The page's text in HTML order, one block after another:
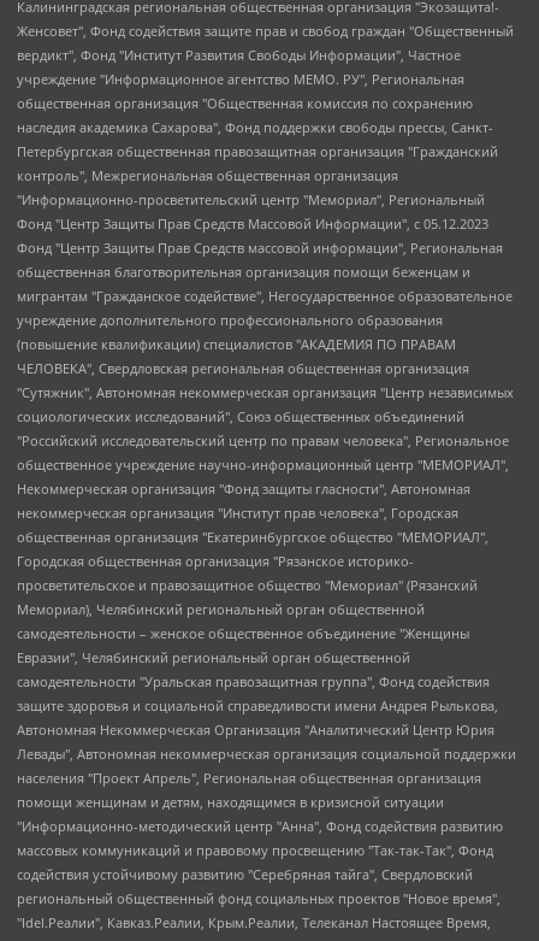
Калининградская региональная общественная организация "Экозащита!-Женсовет", Фонд содействия защите прав и свобод граждан "Общественный вердикт", Фонд "Институт Развития Свободы Информации", Частное учреждение "Информационное агентство МЕМО. РУ", Региональная общественная организация "Общественная комиссия по сохранению наследия академика Сахарова", Фонд поддержки свободы прессы, Санкт-Петербургская общественная правозащитная организация "Гражданский контроль", Межрегиональная общественная организация "Информационно-просветительский центр "Мемориал", Региональный Фонд "Центр Защиты Прав Средств Массовой Информации", с 05.12.2023 Фонд "Центр Защиты Прав Средств массовой информации", Региональная общественная благотворительная организация помощи беженцам и мигрантам "Гражданское содействие", Негосударственное образовательное учреждение дополнительного профессионального образования (повышение квалификации) специалистов "АКАДЕМИЯ ПО ПРАВАМ ЧЕЛОВЕКА", Свердловская региональная общественная организация "Сутяжник", Автономная некоммерческая организация "Центр независимых социологических исследований", Союз общественных объединений "Российский исследовательский центр по правам человека", Региональное общественное учреждение научно-информационный центр "МЕМОРИАЛ", Некоммерческая организация "Фонд защиты гласности", Автономная некоммерческая организация "Институт прав человека", Городская общественная организация "Екатеринбургское общество "МЕМОРИАЛ", Городская общественная организация "Рязанское историко-просветительское и правозащитное общество "Мемориал" (Рязанский Мемориал), Челябинский региональный орган общественной самодеятельности – женское общественное объединение "Женщины Евразии", Челябинский региональный орган общественной самодеятельности "Уральская правозащитная группа", Фонд содействия защите здоровья и социальной справедливости имени Андрея Рылькова, Автономная Некоммерческая Организация "Аналитический Центр Юрия Левады", Автономная некоммерческая организация социальной поддержки населения "Проект Апрель", Региональная общественная организация помощи женщинам и детям, находящимся в кризисной ситуации "Информационно-методический центр "Анна", Фонд содействия развитию массовых коммуникаций и правовому просвещению "Так-так-Так", Фонд содействия устойчивому развитию "Серебряная тайга", Свердловский региональный общественный фонд социальных проектов "Новое время", "Idel.Реалии", Кавказ.Реалии, Крым.Реалии, Телеканал Настоящее Время, Татаро-башкирская служба Радио Свобода (Azatliq Radiosi), Радио Свободная Европа/Радио Свобода (PCE/PC), "Сибирь.Реалии", "Фактограф", Благотворительный фонд помощи осужденным и их семьям, Автономная некоммерческая организация "Институт глобализации и социальных движений", Фонд "В защиту прав заключенных", Частное учреждение "Центр поддержки и содействия развитию средств массовой информации", Пензенский региональный общественный благотворительный фонд "Гражданский союз", "Север.Реалии", Некоммерческая организация Фонд "Правовая инициатива", Общество с ограниченной ответственностью "Радио Свободная Европа/Радио Свобода", Чешское информационное агентство "MEDIUM-ORIENT", Красноярская региональная общественная организация "Мы против СПИДа", Камалягин Денис Николаевич, Маркелов Сергей Евгеньевич, Пономарев Лев Александрович, Савицкая Людмила Алексеевна, Автономная некоммерческая организация "Центр по работе с проблемой насилия "НАСИЛИЮ.НЕТ", Межрегиональный профессиональный союз работников здравоохранения "Альянс врачей", Юридическое лицо, зарегистрированное в Латвийской Республике, SIA "Medusa Project" (регистрационный номер 40103797863, дата регистрации 10.06.2014), Некоммерческая организация "Фонд по борьбе с коррупцией", Автономная некоммерческая организация "Институт права и публичной политики", Баданин Роман Сергеевич, Гликин Максим Александрович, Железнова Мария Михайловна, Лукьянова Юлия Сергеевна, Маетная Елизавета Витальевна, Маняхин Петр Борисович, Чуракова Ольга Владимировна, Ярош Юлия Петровна, Юридическое лицо "The Insider SIA", зарегистрированное в Риге, Латвийская Республика (дата регистрации 26.06.2015), являющееся администратором доменного имени интернет-издания "The Insider SIA", https://theins.ru, Постернак Алексей Евгеньевич, Рубин Михаил Аркадьевич, Анин Роман Александрович, Юридическое лицо Istories fonds, зарегистрированное в Латвийской Республике (регистрационный номер 50008295751, дата регистрации 24.02.2020), Великовский Дмитрий Александрович, Долинина Ирина Николаевна, Мароховская Алеся Алексеевна, Шлейнов Роман Юрьевич, Шмагун Олеся Валентиновна, Общество с ограниченной ответственностью "Альтаир 2021", Общество с ограниченной ответственностью "Вега 2021", Общество с ограниченной ответственностью "Главный редактор 2021", Общество с ограниченной ответственностью "Ромашки монолит", Важенков Артем Валерьевич, Ивановская областная общественная организация "Центр гендерных исследований", Гурман Юрий Альбертович, Медиапроект "ОВД-Инфо", Егоров Владимир Владимирович, Жилинский Владимир Александрович, Общество с ограниченной ответственностью "ЗП", Иванова София Юрьевна, Карезина Инна Павловна, Кильтау Екатерина Викторовна, Петров Алексей Викторович, Пискунов Сергей Евгеньевич, Смирнов Сергей Сергеевич, Тихонов Михаил Сергеевич, Общество с ограниченной ответственностью "ЖУРНАЛИСТ-ИНОСТРАННЫЙ АГЕНТ", Арапова Галина Юрьевна, Вольтская Татьяна Анатольевна, Американская компания "Mason G.E.S. Anonymous Foundation" (США), являющаяся владельцем интернет-издания https://mnews.world/, Компания "Stichting Bellingcat", зарегистрированная в Нидерландах (дата регистрации 11.07.2018), Захаров Андрей Вячеславович, Клепиковская Екатерина Дмитриевна, Общество с ограниченной ответственностью "МЕМО", Перл Роман Александрович, Симонов Евгений Алексеевич, Соловьева Елена Анатольевна, Сотников Даниил Владимирович, Сурначева Елизавета Дмитриевна, Автономная некоммерческая организация по защите прав человека и информированию населения "Якутия – Наше Мнение", Общество с ограниченной ответственностью "Москоу диджитал медиа", с 26.01.2023 Общество с ограниченной ответственностью "Чайка Белые сады", Ветошкина Валерия Валерьевна, Заговора Максим Александрович, Межрегиональное общественное движение "Российская ЛГБТ - сеть", Оленичев Максим Владимирович, Павлов Иван Юрьевич, Скворцова Елена Сергеевна, Общество с ограниченной ответственностью "Как бы инагент", Кочетков Игорь Викторович, Общество с ограниченной ответственностью "Честные выборы", Еланчик Олег Александрович, Общество с ограниченной ответственностью "Нобелевский призыв", Гималова Регина Эмилевна, Григорьев Андрей Валерьевич, Григорьева Алина Александровна, Ассоциация по содействию защите прав призывников, альтернативнослужащих и военнослужащих "Правозащитная группа "Гражданин.Армия.Право", Хисамова Регина Фаритовна, Автономная некоммерческая организация по реализации социально-правовых программ "Лилит", Дальневосточное общественное движение "Маяк", Санкт-Петербургская ЛГБТ-инициативная группа "Выход", Инициативная группа ЛГБТ+ "Реверс", Алексеев Андрей Викторович, Бекбулатова Таисия Львовна, Беляев Иван Михайлович, Владыкина Елена Сергеевна, Гельман Марат Александрович, Никульшина Вероника Юрьевна, Толоконникова Надежда Андреевна, Шендерович Виктор Анатольевич, Общество с ограниченной ответственностью "Данное сообщение", Общество с ограниченной ответственностью Издательский дом "Новая глава", Айнбиндер Александра Александровна, Московский комьюнити-центр для ЛГБТ+инициатив, Благотворительный фонд развития филантропии, Deutsche Welle (Германия, Kurt-Schumacher-Strasse 3, 53113 Bonn), Борзунова Мария Михайловна, Воробьев Виктор Викторович, Голубева Анна Львовна, Константинова Алла Михайловна, Малкова Ирина Владимировна, Мурадов Мурад Абдулгалимович, Осетинская Елизавета Николаевна, Понасенков Евгений Николаевич, Ганапольский Матвей Юрьевич, Киселев Евгений Алексеевич, Борухович Ирина Григорьевна, Дремин Иван Тимофеевич, Дубровский Дмитрий Викторович, Красноярская региональная общественная организация поддержки и развития альтернативных образовательных технологий и межкультурных коммуникаций "ИНТЕРРА", Маяковская Екатерина Алексеевна, Фейгин Марк Захарович, Филимонов Андрей Викторович, Дзугкоева Регина Николаевна, Доброхотов Роман Александрович, Дудь Юрий Александрович, Елкин Сергей Владимирович, Кругликов Кирилл Игоревич, Сабунаева Мария Леонидовна, Семенов Алексей Владимирович, Шаинян Карен Багратович, Шульман Екатерина Михайловна, Асафьев Артур Валерьевич, Вахштайн Виктор Семенович, Венедиктов Алексей Алексеевич, Лушникова Екатерина Евгеньевна, Волков Леонид Михайлович, Невзоров Александр Глебович, Пархоменко Сергей Борисович, Сироткин Ярослав Николаевич, Кара-Мурза Владимир Владимирович, Баранова Наталья Владимировна, Гозман Леонид Яковлевич, Кагарлицкий Борис Юльевич, Климарев Михаил Валерьевич, Милов Владимир Станиславович, Автономная некоммерческая организация Краснодарский центр современного искусства "Типография", Моргенштерн Алишер Тагирович, Соболь Любовь Эдуардовна, Общество с ограниченной ответственностью "ЛИЗА НОРМ", Каспаров Гарри Кимович, Ходорковский Михаил Борисович, Общество с ограниченной ответственностью "Апрельские тезисы", Данилович Ирина Брониславовна, Кашин Олег Владимирович, Петров Николай Владимирович, Пивоваров Алексей Владимирович, Соколов Михаил Владимирович, Цветкова Юлия Владимировна, Чичваркин Евгений Александрович, Комитет против пыток/Команда против пыток, Общество с ограниченной ответственностью "Первый научный", Общество с ограниченной ответственностью "Вертолет и ко", Белоцерковская Вероника Борисовна, Кац Максим Евгеньевич, Лазарева Татьяна Юрьевна, Шаведдинов Руслан Табризович, Яшин Илья Валерьевич, Общество с ограниченной ответственностью "Иноагент ААВ", Алешковский Дмитрий Петрович, Альбац Евгения Марковна, Быков Дмитрий Львович, Галямина Юлия Евгеньевна, Лойко Сергей Леонидович, Мартынов Кирилл Константинович, Медведев Сергей Александрович, Крашенинников Федор Геннадиевич, Гордеева Катерина Вл